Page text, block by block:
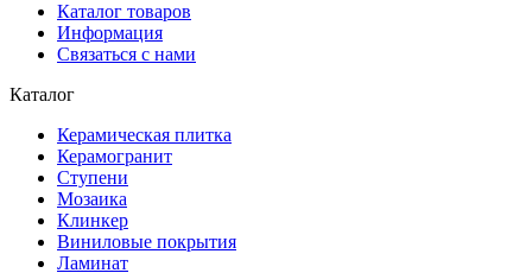
Каталог товаров
Информация
Связаться с нами
Каталог
Керамическая плитка
Керамогранит
Ступени
Мозаика
Клинкер
Виниловые покрытия
Ламинат